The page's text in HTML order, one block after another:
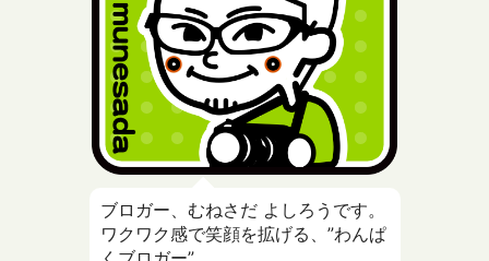
ブロガー、むねさだ よしろうです。
ワクワク感で笑顔を拡げる、”わんぱ